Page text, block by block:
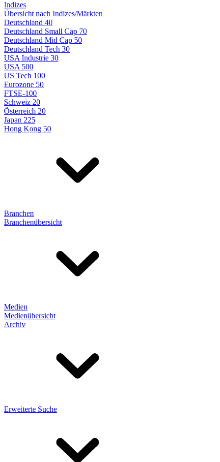
Indizes
Übersicht nach Indizes/Märkten
Deutschland 40
Deutschland Small Cap 70
Deutschland Mid Cap 50
Deutschland Tech 30
USA Industrie 30
USA 500
US Tech 100
Eurozone 50
FTSE-100
Schweiz 20
Österreich 20
Japan 225
Hong Kong 50
Branchen
Branchenübersicht
Medien
Medienübersicht
Archiv
Erweiterte Suche